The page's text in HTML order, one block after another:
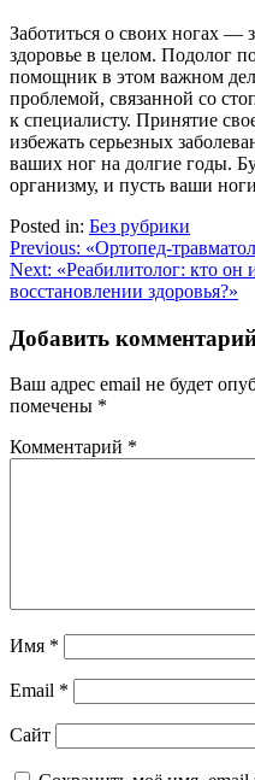
Заботиться о своих ногах —
здоровье в целом. Подолог
помощник в этом важном
проблемой, связанной со
к специалисту. Принятие
избежать серьезных
ваших ног на долгие годы.
организму, и пусть ваши
Posted in: Без рубрики
Навигация
по
Previous: «Ортопед-
Next: «Реабилитолог: кто он
восстановлении здоровья?»
Добавить
Ваш адрес email не будет
помечены *
Комментарий *
Имя *
Email *
Сайт